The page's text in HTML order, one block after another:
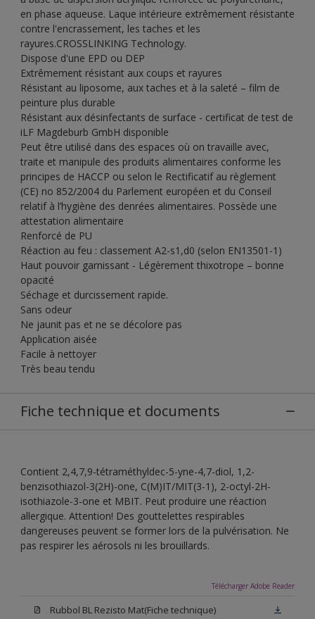
en phase aqueuse. Laque intérieure extrêmement résistante
contre l'encrassement, les taches et les
rayures.CROSSLINKING Technology.
Dispose d'une EPD ou DEP
Extrêmement résistant aux coups et rayures
Résistant au liposome, aux taches et à la saleté – film de
peinture plus durable
Résistant aux désinfectants de surface - certificat de test de
iLF Magdeburb GmbH disponible
Peut être utilisé dans des espaces où on travaille avec,
traite et manipule des produits alimentaires conforme les
principes de HACCP ou selon le Rectificatif au règlement
(CE) no 852/2004 du Parlement européen et du Conseil
relatif à l’hygiène des denrées alimentaires. Possède une
attestation alimentaire
Renforcé de PU
Réaction au feu : classement A2-s1,d0 (selon EN13501-1)
Haut pouvoir garnissant - Légèrement thixotrope – bonne
opacité
Séchage et durcissement rapide.
Sans odeur
Ne jaunit pas et ne se décolore pas
Application aisée
Facile à nettoyer
Très beau tendu
Fiche technique et documents
Contient 2,4,7,9-tétraméthyldec-5-yne-4,7-diol, 1,2-
benzisothiazol-3(2H)-one, C(M)IT/MIT(3-1), 2-octyl-2H-
isothiazole-3-one et MBIT. Peut produire une réaction
allergique. Attention! Des gouttelettes respirables
dangereuses peuvent se former lors de la pulvérisation. Ne
pas respirer les aérosols ni les brouillards.
Télécharger Adobe Reader
Rubbol BL Rezisto Mat(Fiche technique)